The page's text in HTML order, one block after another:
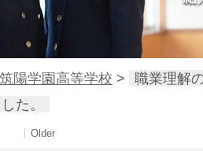
筑陽学園高等学校 >
職業理解
た。
Older